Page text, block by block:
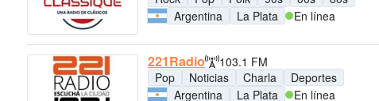
Argentina
La Plata En línea
221Radio
103.1 FM
Pop
Noticias Charla
Deportes
Argentina
La Plata En línea